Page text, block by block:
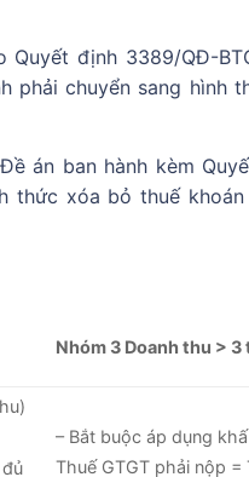
Quyết định 3389/QĐ-
phải chuyển sang hình
án ban hành kèm
thức xóa bỏ thuế
Nhóm 3 Doanh thu > 3
– Bắt buộc áp dụng
Thuế GTGT phải nộp =